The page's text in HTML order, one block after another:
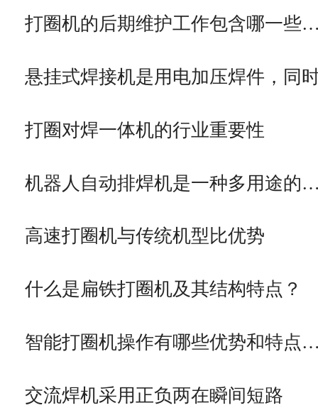
打圈机的后期维护工作包含哪一些
悬挂式焊接机是用电加压焊件，同
打圈对焊一体机的行业重要性
机器人自动排焊机是一种多用途的
高速打圈机与传统机型比优势
什么是扁铁打圈机及其结构特点？
智能打圈机操作有哪些优势和特点
交流焊机采用正负两在瞬间短路